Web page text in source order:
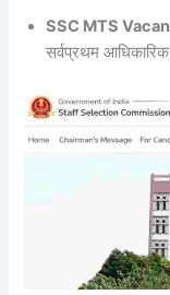
SSC MTS
सर्वप्रथम